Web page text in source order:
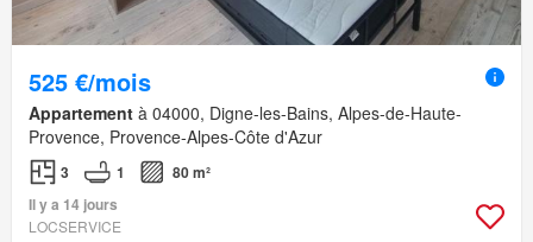
525 €/mois
Appartement à 04000, Digne-les-Bains, Alpes-de-Haute-
Provence, Provence-Alpes-Côte d'Azur
3 1
80 m²
Il y a 14 jours
LOCSERVICE